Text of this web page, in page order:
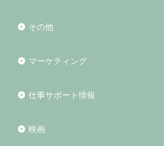
その他
マーケティング
仕事サポート情報
映画